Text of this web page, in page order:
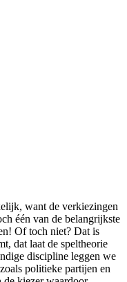
want de verkiezingen
één van de belangrijkste
Of toch niet? Dat is
dat laat de speltheorie
discipline leggen we
politieke partijen en